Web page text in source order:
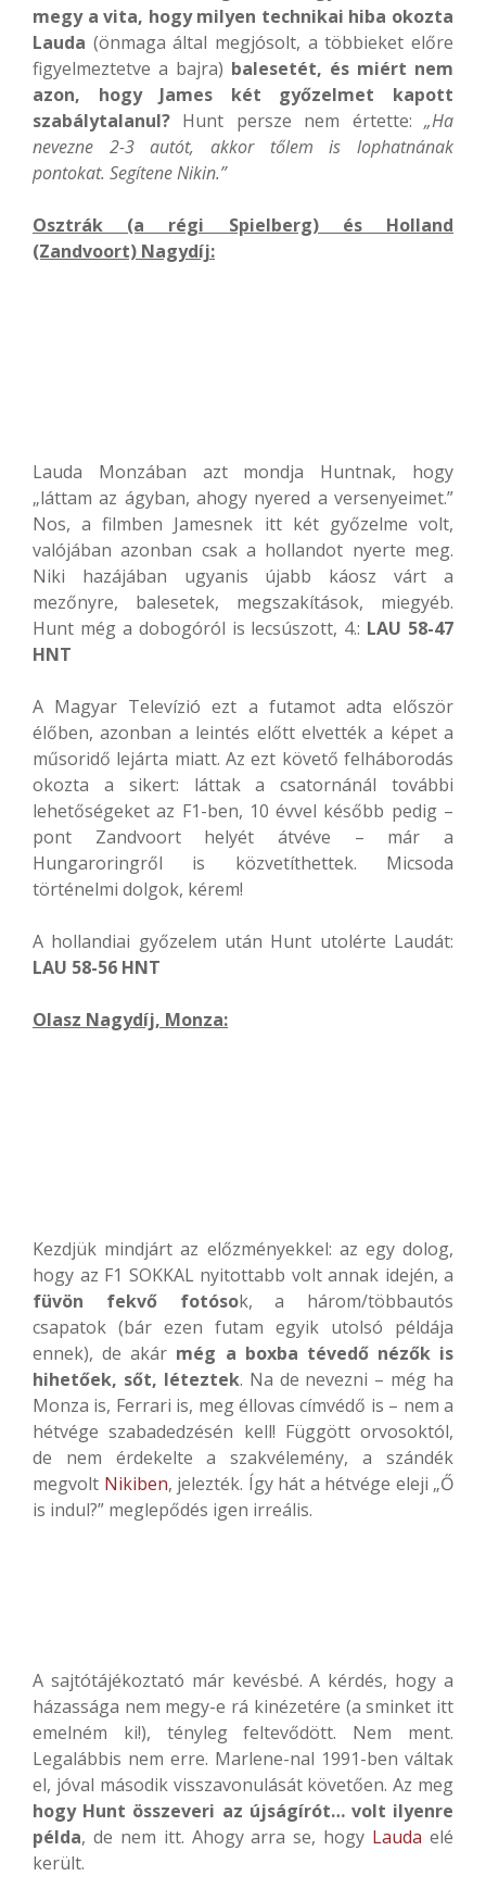
megy a vita, hogy milyen technikai hiba okozta
Lauda (önmaga által megjósolt, a többieket előre
figyelmeztetve a bajra) balesetét, és miért nem
azon, hogy James két győzelmet kapott
szabálytalanul? Hunt persze nem értette: „Ha
nevezne 2-3 autót, akkor tőlem is lophatnának
pontokat. Segítene Nikin.”
Osztrák (a régi Spielberg) és Holland
(Zandvoort) Nagydíj:
Lauda Monzában azt mondja Huntnak, hogy
„láttam az ágyban, ahogy nyered a versenyeimet.”
Nos, a filmben Jamesnek itt két győzelme volt,
valójában azonban csak a hollandot nyerte meg.
Niki hazájában ugyanis újabb káosz várt a
mezőnyre, balesetek, megszakítások, miegyéb.
Hunt még a dobogóról is lecsúszott, 4.: LAU 58-47
HNT
A Magyar Televízió ezt a futamot adta először
élőben, azonban a leintés előtt elvették a képet a
műsoridő lejárta miatt. Az ezt követő felháborodás
okozta a sikert: láttak a csatornánál további
lehetőségeket az F1-ben, 10 évvel később pedig –
pont Zandvoort helyét átvéve – már a
Hungaroringről is közvetíthettek. Micsoda
történelmi dolgok, kérem!
A hollandiai győzelem után Hunt utolérte Laudát:
LAU 58-56 HNT
Olasz Nagydíj, Monza:
Kezdjük mindjárt az előzményekkel: az egy dolog,
hogy az F1 SOKKAL nyitottabb volt annak idején, a
füvön fekvő fotósok, a három/többautós
csapatok (bár ezen futam egyik utolsó példája
ennek), de akár még a boxba tévedő nézők is
hihetőek, sőt, léteztek. Na de nevezni – még ha
Monza is, Ferrari is, meg éllovas címvédő is – nem a
hétvége szabadedzésén kell! Függött orvosoktól,
de nem érdekelte a szakvélemény, a szándék
megvolt Nikiben, jelezték. Így hát a hétvége eleji „Ő
is indul?” meglepődés igen irreális.
A sajtótájékoztató már kevésbé. A kérdés, hogy a
házassága nem megy-e rá kinézetére (a sminket itt
emelném ki!), tényleg feltevődött. Nem ment.
Legalábbis nem erre. Marlene-nal 1991-ben váltak
el, jóval második visszavonulását követően. Az meg
hogy Hunt összeveri az újságírót… volt ilyenre
példa, de nem itt. Ahogy arra se, hogy Lauda elé
került.